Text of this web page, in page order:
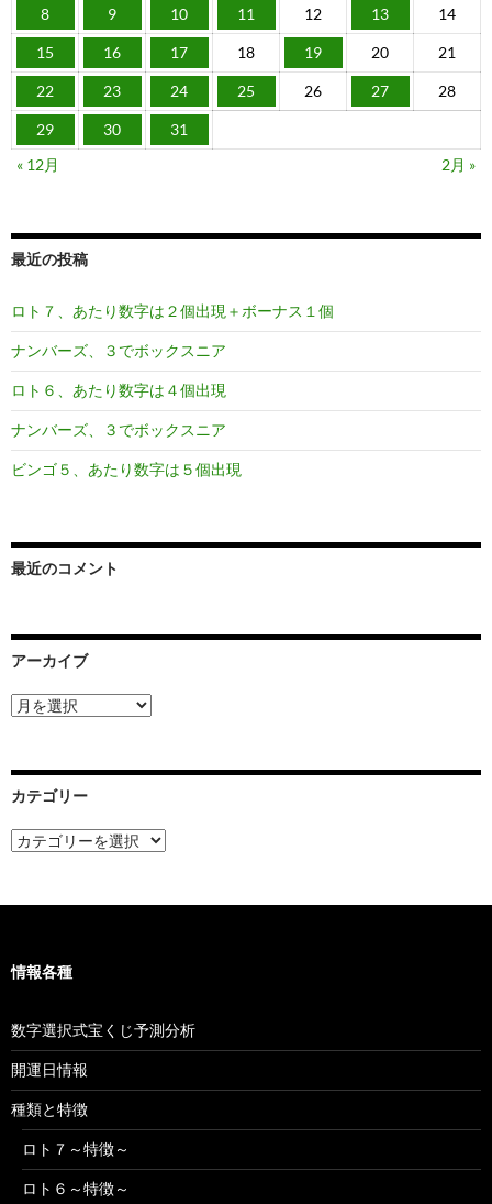
8 9 10 11 12 13 14
15 16 17 18 19 20 21
22 23 24 25 26 27 28
29 30
31
« 12月
2月 »
最近の投稿
ロト７、あたり数字は２個出現＋ボーナス１個
ナンバーズ、３でボックスニア
ロト６、あたり数字は４個出現
ナンバーズ、３でボックスニア
ビンゴ５、あたり数字は５個出現
最近のコメント
アーカイブ
ア
ー
ブ
カテゴリー
カ
テ
情報各種
数字選択式宝くじ予測分析
開運日情報
種類と特徴
ロト７～特徴～
ロト６～特徴～